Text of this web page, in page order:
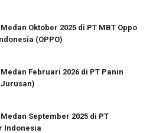
Oktober 2025 di PT MBT Oppo
(OPPO)
Februari 2026 di PT Panin
Jurusan)
September 2025 di PT
Indonesia